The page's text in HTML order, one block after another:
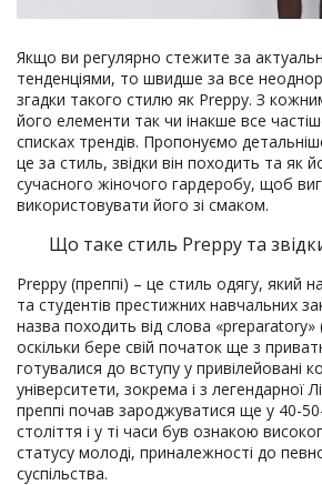
Якщо ви регулярно стежите за
тенденціями, то швидше за все
згадки такого стилю як Preppy. З
його елементи так чи інакше все
списках трендів. Пропонуємо
це за стиль, звідки він походить та як
сучасного жіночого гардеробу, щоб
використовувати його зі смаком.
Що таке стиль Preppy та
Preppy (преппі) – це стиль одягу, який
та студентів престижних навчальних
назва походить від слова «preparatory»
оскільки бере свій початок ще з
готувалися до вступу у привілейовані
університети, зокрема і з легендарної
преппі почав зароджуватися ще у 40-
століття і у ті часи був ознакою
статусу молоді, приналежності до
суспільства.